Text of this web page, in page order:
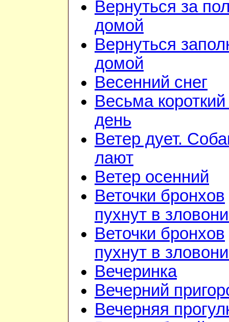
Вернуться за
домой
Вернуться
домой
Весенний снег
Весьма
день
Ветер дует.
лают
Ветер осенний
Веточки бронхов
пухнут в
Веточки бронхов
пухнут в
Вечеринка
Вечерний
Вечерняя